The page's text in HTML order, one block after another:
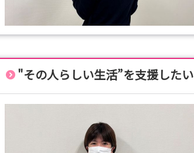
"その人らしい生活”を支援したい